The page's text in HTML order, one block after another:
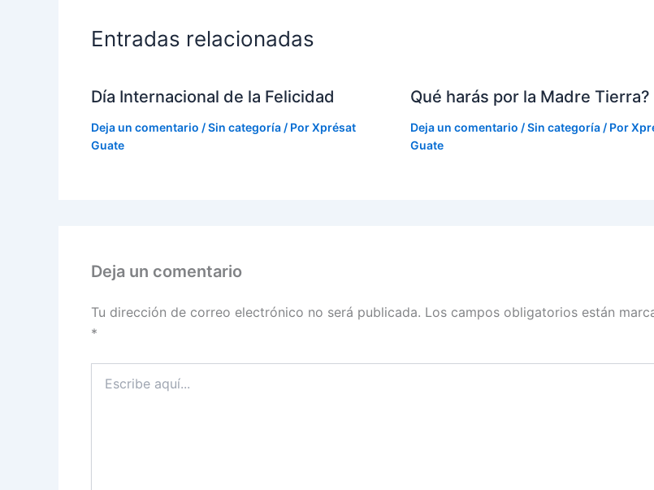
Entradas relacionadas
Día Internacional de la Felicidad
Deja un comentario /Sin categoría / PorXprésat
Guate
Qué harás por la Madre Tierra?
Deja un comentario /Sin categoría/ Por
Guate
Deja un comentario
Tu dirección de correo electrónico no será publicada. Los campos obligatorios están
*
aquí...